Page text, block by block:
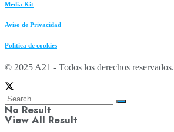
Media Kit
Aviso de Privacidad
Política de cookies
© 2025 A21 - Todos los derechos reservados.
No Result
View All Result